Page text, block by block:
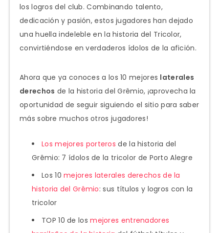
los logros del club. Combinando talento,
dedicación y pasión, estos jugadores han dejado
una huella indeleble en la historia del Tricolor,
convirtiéndose en verdaderos ídolos de la afición.
Ahora que ya conoces a los 10 mejores laterales
derechos de la historia del Grêmio, ¡aprovecha la
oportunidad de seguir siguiendo el sitio para saber
más sobre muchos otros jugadores!
Los mejores porteros de la historia del
Grêmio: 7 ídolos de la tricolor de Porto Alegre
Los 10mejores laterales derechos de la
historia del Grêmio: sus títulos y logros con la
tricolor
TOP 10 de losmejores entrenadores